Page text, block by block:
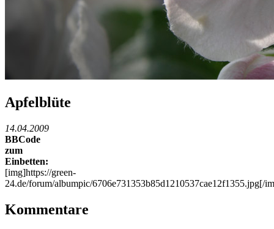
Apfelblüte
14.04.2009
BBCode
zum
Einbetten:
[img]https://green-
24.de/forum/albumpic/6706e731353b85d1210537cae12f1355.jpg[/
Kommentare